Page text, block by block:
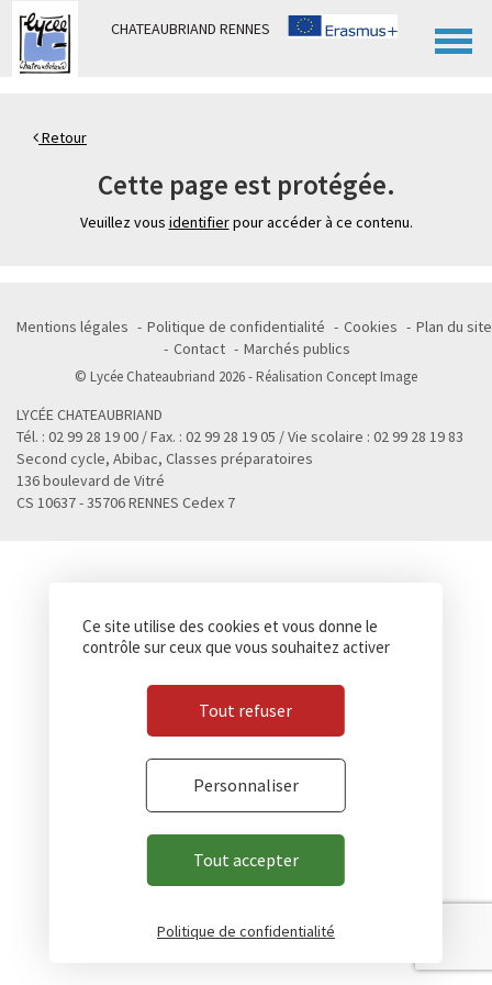
CHATEAUBRIAND RENNES
Retour
Cette page est protégée.
Veuillez vous identifierpour accéder à ce contenu.
Mentions légales Politique de confidentialité Cookies
Plan du site
Contact
Marchés publics
© Lycée Chateaubriand 2026 - Réalisation Concept Image
LYCÉE CHATEAUBRIAND
Tél. : 02 99 28 19 00 / Fax. : 02 99 28 19 05 / Vie scolaire : 02 99 28 19 83
Second cycle, Abibac, Classes préparatoires
136 boulevard de Vitré
CS 10637 - 35706 RENNES Cedex 7
Panneau de gestion des cookies
Ce site utilise des cookies et vous donne le
contrôle sur ceux que vous souhaitez activer
Tout accepter
Tout refuser
Personnaliser
Politique de confidentialité